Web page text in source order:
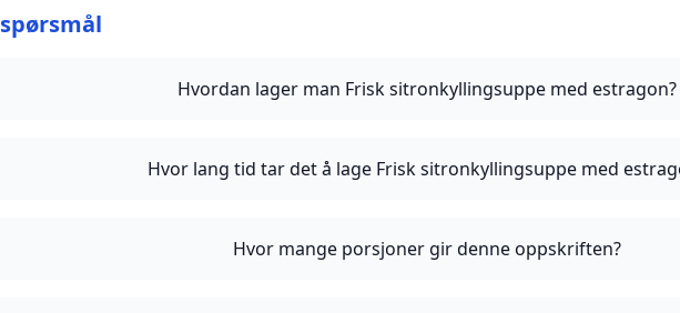
Hvordan lager man Frisk sitronkyllingsuppe med estragon?
Hvor lang tid tar det å lage Frisk sitronkyllingsuppe med
Hvor mange porsjoner gir denne oppskriften?